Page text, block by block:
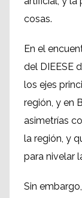
cosas.
En el
del DIEESE
los ejes
región, y en
asimetrías
la región, y
para nivelar
Sin